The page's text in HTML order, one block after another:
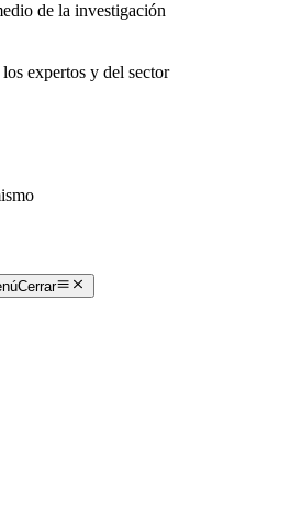
de la investigación
expertos y del sector
Cerrar